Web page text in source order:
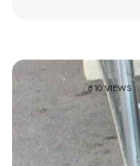
810 VIEWS